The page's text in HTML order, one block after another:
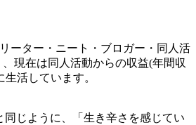
ーター・ニート・ブロガー・同人活
現在は同人活動からの収益(年間収
生活しています。
同じように、「生き辛さを感じてい